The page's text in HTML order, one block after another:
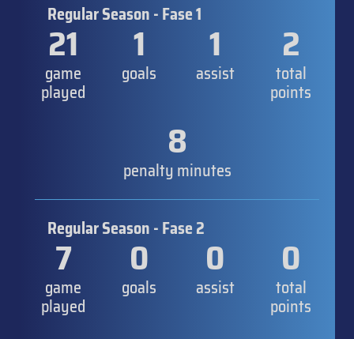
Regular Season - Fase 1
21
game
played
1
goals
1
assist
2
total
points
8
penalty minutes
Regular Season - Fase 2
7
game
played
0
goals
0
assist
0
total
points